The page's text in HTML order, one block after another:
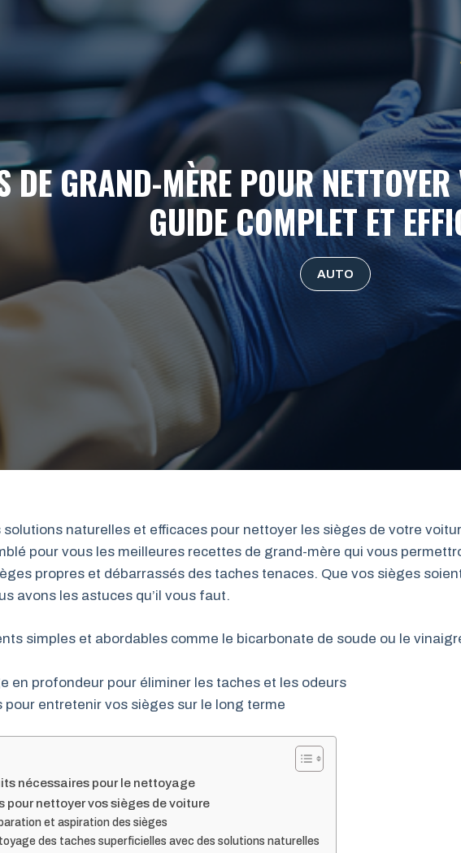
DE GRAND-MÈRE POUR
GUIDE COMPLET ET
AUTO
solutions naturelles et efficaces pour nettoyer les sièges de votre
pour vous les meilleures recettes de grand-mère qui vous
propres et débarrassés des taches tenaces. Que vos sièges
avons les astuces qu’il vous faut.
simples et abordables comme le bicarbonate de soude ou le
en profondeur pour éliminer les taches et les odeurs
pour entretenir vos sièges sur le long terme
nécessaires pour le nettoyage
pour nettoyer vos sièges de voiture
et aspiration des sièges
des taches superficielles avec des solutions naturelles